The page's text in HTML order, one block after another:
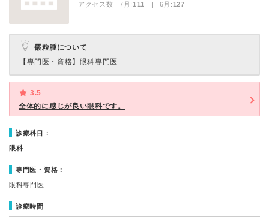
アクセス数 7月:111 | 6月:127
霰粒腫について
【専門医・資格】 眼科専門医
3.5
全体的に感じが良い眼科です。
診療科目：
眼科
専門医・資格：
眼科専門医
診療時間